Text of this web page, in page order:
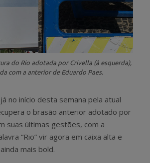
do Rio adotada por Crivella (à esquerda),
com a anterior de Eduardo Paes.
no início desta semana pela atual
o brasão anterior adotado por
suas últimas gestões, com a
“Rio” vir agora em caixa alta e
mais bold.